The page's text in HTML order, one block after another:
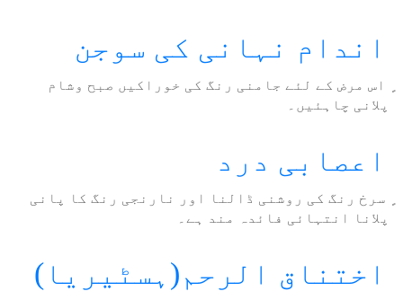
اندام نہانی کی سوجن
ٍ اس مرض کے لئے جامنی رنگ کی خوراکیں صبح وشام
پلانی چاہئیں۔
اعصابی درد
ٍ سرخ رنگ کی روشنی ڈالنا اور نارنجی رنگ کا پانی
پلانا انتہائی فائدہ مند ہے۔
اختناق الرحم(ہسٹیریا)